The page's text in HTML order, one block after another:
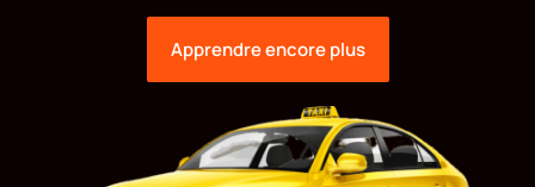
Apprendre encore plus